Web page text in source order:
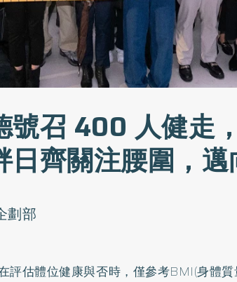
號召 400 人健走
齊關注腰圍，邁
劃部
評估體位健康與否時，僅參考BMI(身體